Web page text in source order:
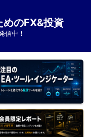
めのFX&投資
信中！